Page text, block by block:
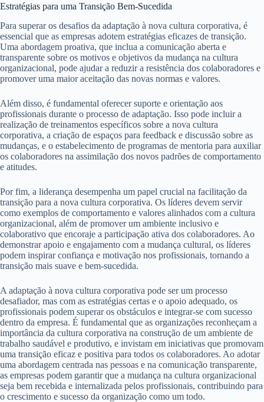
Estratégias para uma Transição Bem-Sucedida
Para superar os desafios da adaptação à nova cultura corporativa, é
essencial que as empresas adotem estratégias eficazes de transição.
Uma abordagem proativa, que inclua a comunicação aberta e
transparente sobre os motivos e objetivos da mudança na cultura
organizacional, pode ajudar a reduzir a resistência dos colaboradores e
promover uma maior aceitação das novas normas e valores.
Além disso, é fundamental oferecer suporte e orientação aos
profissionais durante o processo de adaptação. Isso pode incluir a
realização de treinamentos específicos sobre a nova cultura
corporativa, a criação de espaços para feedback e discussão sobre as
mudanças, e o estabelecimento de programas de mentoria para auxiliar
os colaboradores na assimilação dos novos padrões de comportamento
e atitudes.
Por fim, a liderança desempenha um papel crucial na facilitação da
transição para a nova cultura corporativa. Os líderes devem servir
como exemplos de comportamento e valores alinhados com a cultura
organizacional, além de promover um ambiente inclusivo e
colaborativo que encoraje a participação ativa dos colaboradores. Ao
demonstrar apoio e engajamento com a mudança cultural, os líderes
podem inspirar confiança e motivação nos profissionais, tornando a
transição mais suave e bem-sucedida.
A adaptação à nova cultura corporativa pode ser um processo
desafiador, mas com as estratégias certas e o apoio adequado, os
profissionais podem superar os obstáculos e integrar-se com sucesso
dentro da empresa. É fundamental que as organizações reconheçam a
importância da cultura corporativa na construção de um ambiente de
trabalho saudável e produtivo, e invistam em iniciativas que promovam
uma transição eficaz e positiva para todos os colaboradores. Ao adotar
uma abordagem centrada nas pessoas e na comunicação transparente,
as empresas podem garantir que a mudança na cultura organizacional
seja bem recebida e internalizada pelos profissionais, contribuindo para
o crescimento e sucesso da organização como um todo.